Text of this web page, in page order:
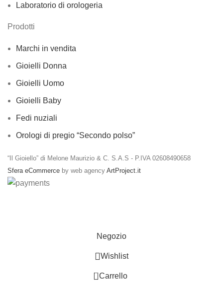
Laboratorio di orologeria
Prodotti
Marchi in vendita
Gioielli Donna
Gioielli Uomo
Gioielli Baby
Fedi nuziali
Orologi di pregio “Secondo polso”
“Il Gioiello” di Melone Maurizio & C. S.A.S - P.IVA 02608490658
Sfera eCommerce by web agency ArtProject.it
Negozio
Wishlist
0 Carrello